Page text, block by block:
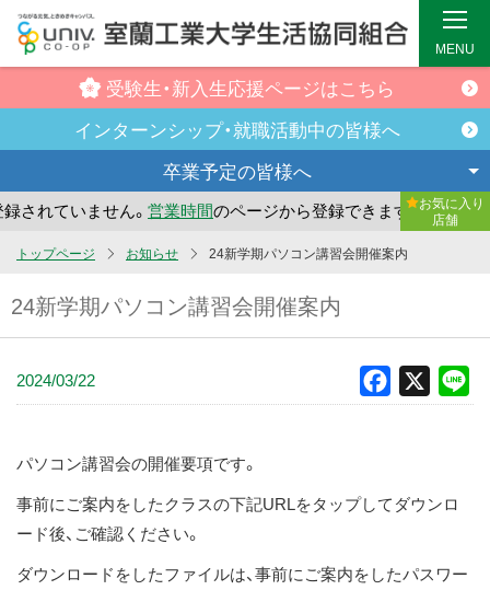
ン
コ
受験生・新入生応援ページはこちら
インターンシップ・就職活動中の皆様へ
卒業予定の皆様へ
れていません。営業時間のページから登録できます。 ま
お気に入り
店舗
MENU
トップページ お知らせ 24新学期パソコン講習会開催案内
24新学期パソコン講習会開催案内
2024/03/22 Facebook
パソコン講習会の開催要項です。
事前にご案内をしたクラスの下記URLをタップしてダウンロ
ード後、ご確認ください。
ダウンロードをしたファイルは、事前にご案内をしたパスワー